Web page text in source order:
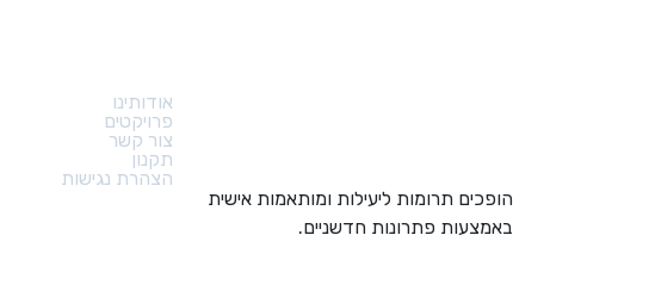
הופכים תרומות ליעילות ומותאמות אישית
באמצעות פתרונות חדשניים.
אודותינו
פרויקטים
צור קשר
תקנון
הצהרת נגישות